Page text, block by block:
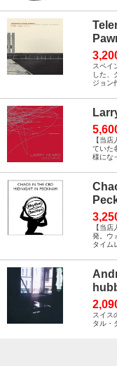
スペイ
した、
ジョン
【当
ていた
様にな
【当
発。ウ
タイム
スイス
タル・